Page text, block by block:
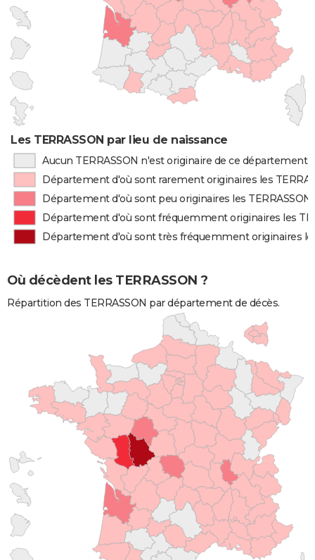
Les TERRASSON par lieu de naissance
Aucun TERRASSON n'est originaire de ce département
Département d'où sont rarement originaires les
Département d'où sont peu originaires les TERRASSON
Département d'où sont fréquemment originaires les
Département d'où sont très fréquemment originaires
Où décèdent les TERRASSON ?
Répartition des TERRASSON par département de décès.